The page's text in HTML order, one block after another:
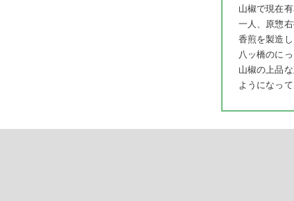
山椒で現在
一人、原惣
香煎を製造
八ッ橋のに
山椒の上品
ようになって